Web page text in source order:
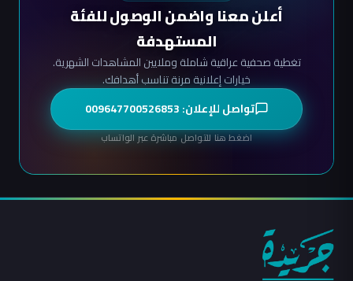
أعلن معنا واضمن الوصول للفئة
المستهدفة
تغطية صحفية عراقية شاملة وملايين المشاهدات الشهرية.
خيارات إعلانية مرنة تناسب أهدافك.
تواصل للإعلان: 009647700526853
اضغط هنا للتواصل مباشرة عبر الواتساب